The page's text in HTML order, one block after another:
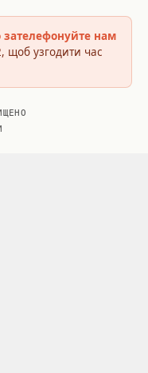
зателефонуйте нам
щоб узгодити час